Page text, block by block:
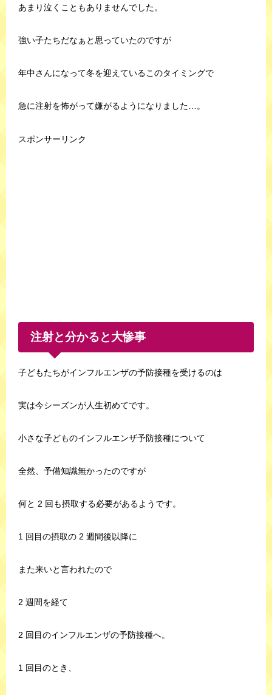
あまり泣くこともありませんでした。
強い子たちだなぁと思っていたのですが
年中さんになって冬を迎えているこのタイミングで
急に注射を怖がって嫌がるようになりました…。
スポンサーリンク
注射と分かると大惨事
子どもたちがインフルエンザの予防接種を受けるのは
実は今シーズンが人生初めてです。
小さな子どものインフルエンザ予防接種について
全然、予備知識無かったのですが
何と 2 回も摂取する必要があるようです。
1 回目の摂取の 2 週間後以降に
また来いと言われたので
2 週間を経て
2 回目のインフルエンザの予防接種へ。
1 回目のとき、